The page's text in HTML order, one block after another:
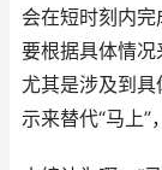
会在短时刻内
要根据具体情况
尤其是涉及到
示来替代“马上”